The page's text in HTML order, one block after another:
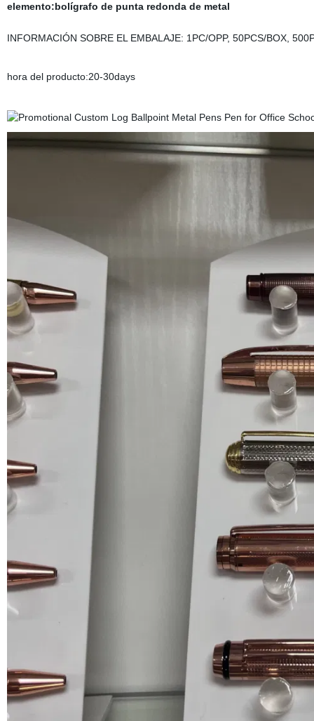
elemento:bolígrafo de punta redonda de metal
INFORMACIÓN SOBRE EL EMBALAJE: 1PC/OPP, 50PCS/BOX,
hora del producto:20-30days